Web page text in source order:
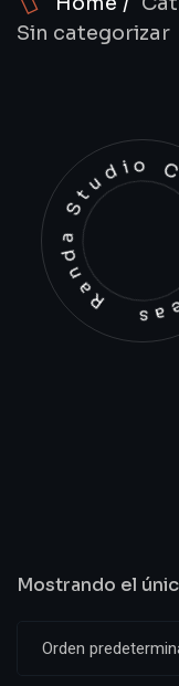
Sin categorizar
Randa
Mostrando el